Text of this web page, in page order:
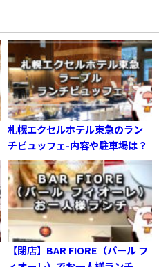
札幌エクセルホテル東急のラン
チビュッフェ-内容や駐車場は？
【閉店】BAR FIORE（バール フ